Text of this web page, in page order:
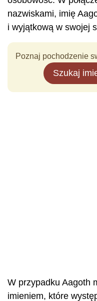
nazwiskami, imię
i wyjątkową w swojej
Poznaj pochodzenie
Szukaj
W przypadku Aagoth
imieniem, które